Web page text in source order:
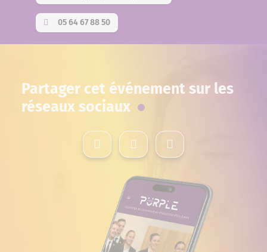
05 64 67 88 50
Partager cet événement sur les
réseaux sociaux